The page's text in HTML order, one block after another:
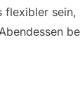
flexibler